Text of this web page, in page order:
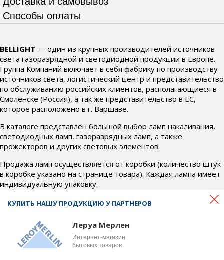
Способы оплаты
BELLIGHT — один из крупных производителей источников
света газоразрядной и светодиодной продукции в Европе.
Группа Компаний включает в себя фабрику по производству
источников света, логистический центр и представительство
по обслуживанию российских клиентов, располагающиеся в
Смоленске (Россия), а так же представительство в ЕС,
которое расположено в г. Варшаве.
В каталоге представлен большой выбор ламп накаливания,
светодиодных ламп, газоразрядных ламп, а также
прожекторов и других световых элементов.
Продажа ламп осуществляется от коробки (количество штук
в коробке указано на странице товара). Каждая лампа имеет
индивидуальную упаковку.
Если у Вас возникли вопросы по товару, условиям доставки и
или почтеoffice@bel-svet.ru. Наши менеджеры ответят на
все интересующие вопросы и подберут для вас
оптимальные условия.
КУПИТЬ НАШУ ПРОДУКЦИЮ У ПАРТНЕРОВ
Леруа Мерлен
Интернет-магазин
бытовых товаров